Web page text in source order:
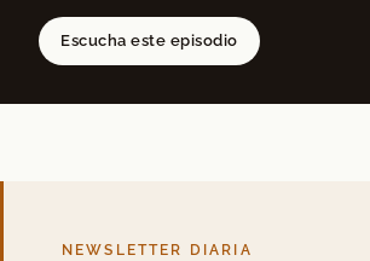
Escucha este episodio
NEWSLETTER DIARIA